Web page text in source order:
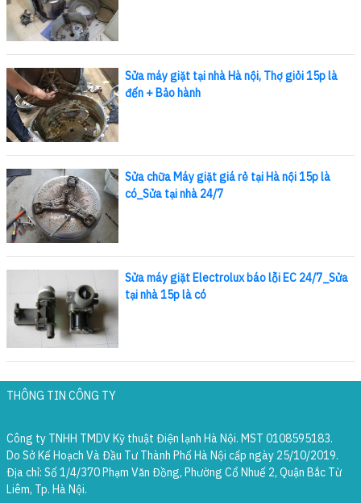
Sửa máy giặt tại nhà Hà nội, Thợ giỏi 15p là
đến + Bảo hành
Sửa chữa Máy giặt giá rẻ tại Hà nội 15p là
có_Sửa tại nhà 24/7
Sửa máy giặt Electrolux báo lỗi EC 24/7_Sửa
tại nhà 15p là có
THÔNG TIN CÔNG TY
Công ty TNHH TMDV Kỹ thuật Điện lạnh Hà Nội. MST 0108595183.
Do Sở Kế Hoạch Và Đầu Tư Thành Phố Hà Nội cấp ngày 25/10/2019.
Địa chỉ: Số 1/4/370 Phạm Văn Đồng, Phường Cổ Nhuế 2, Quận Bắc Từ
Liêm, Tp. Hà Nội.